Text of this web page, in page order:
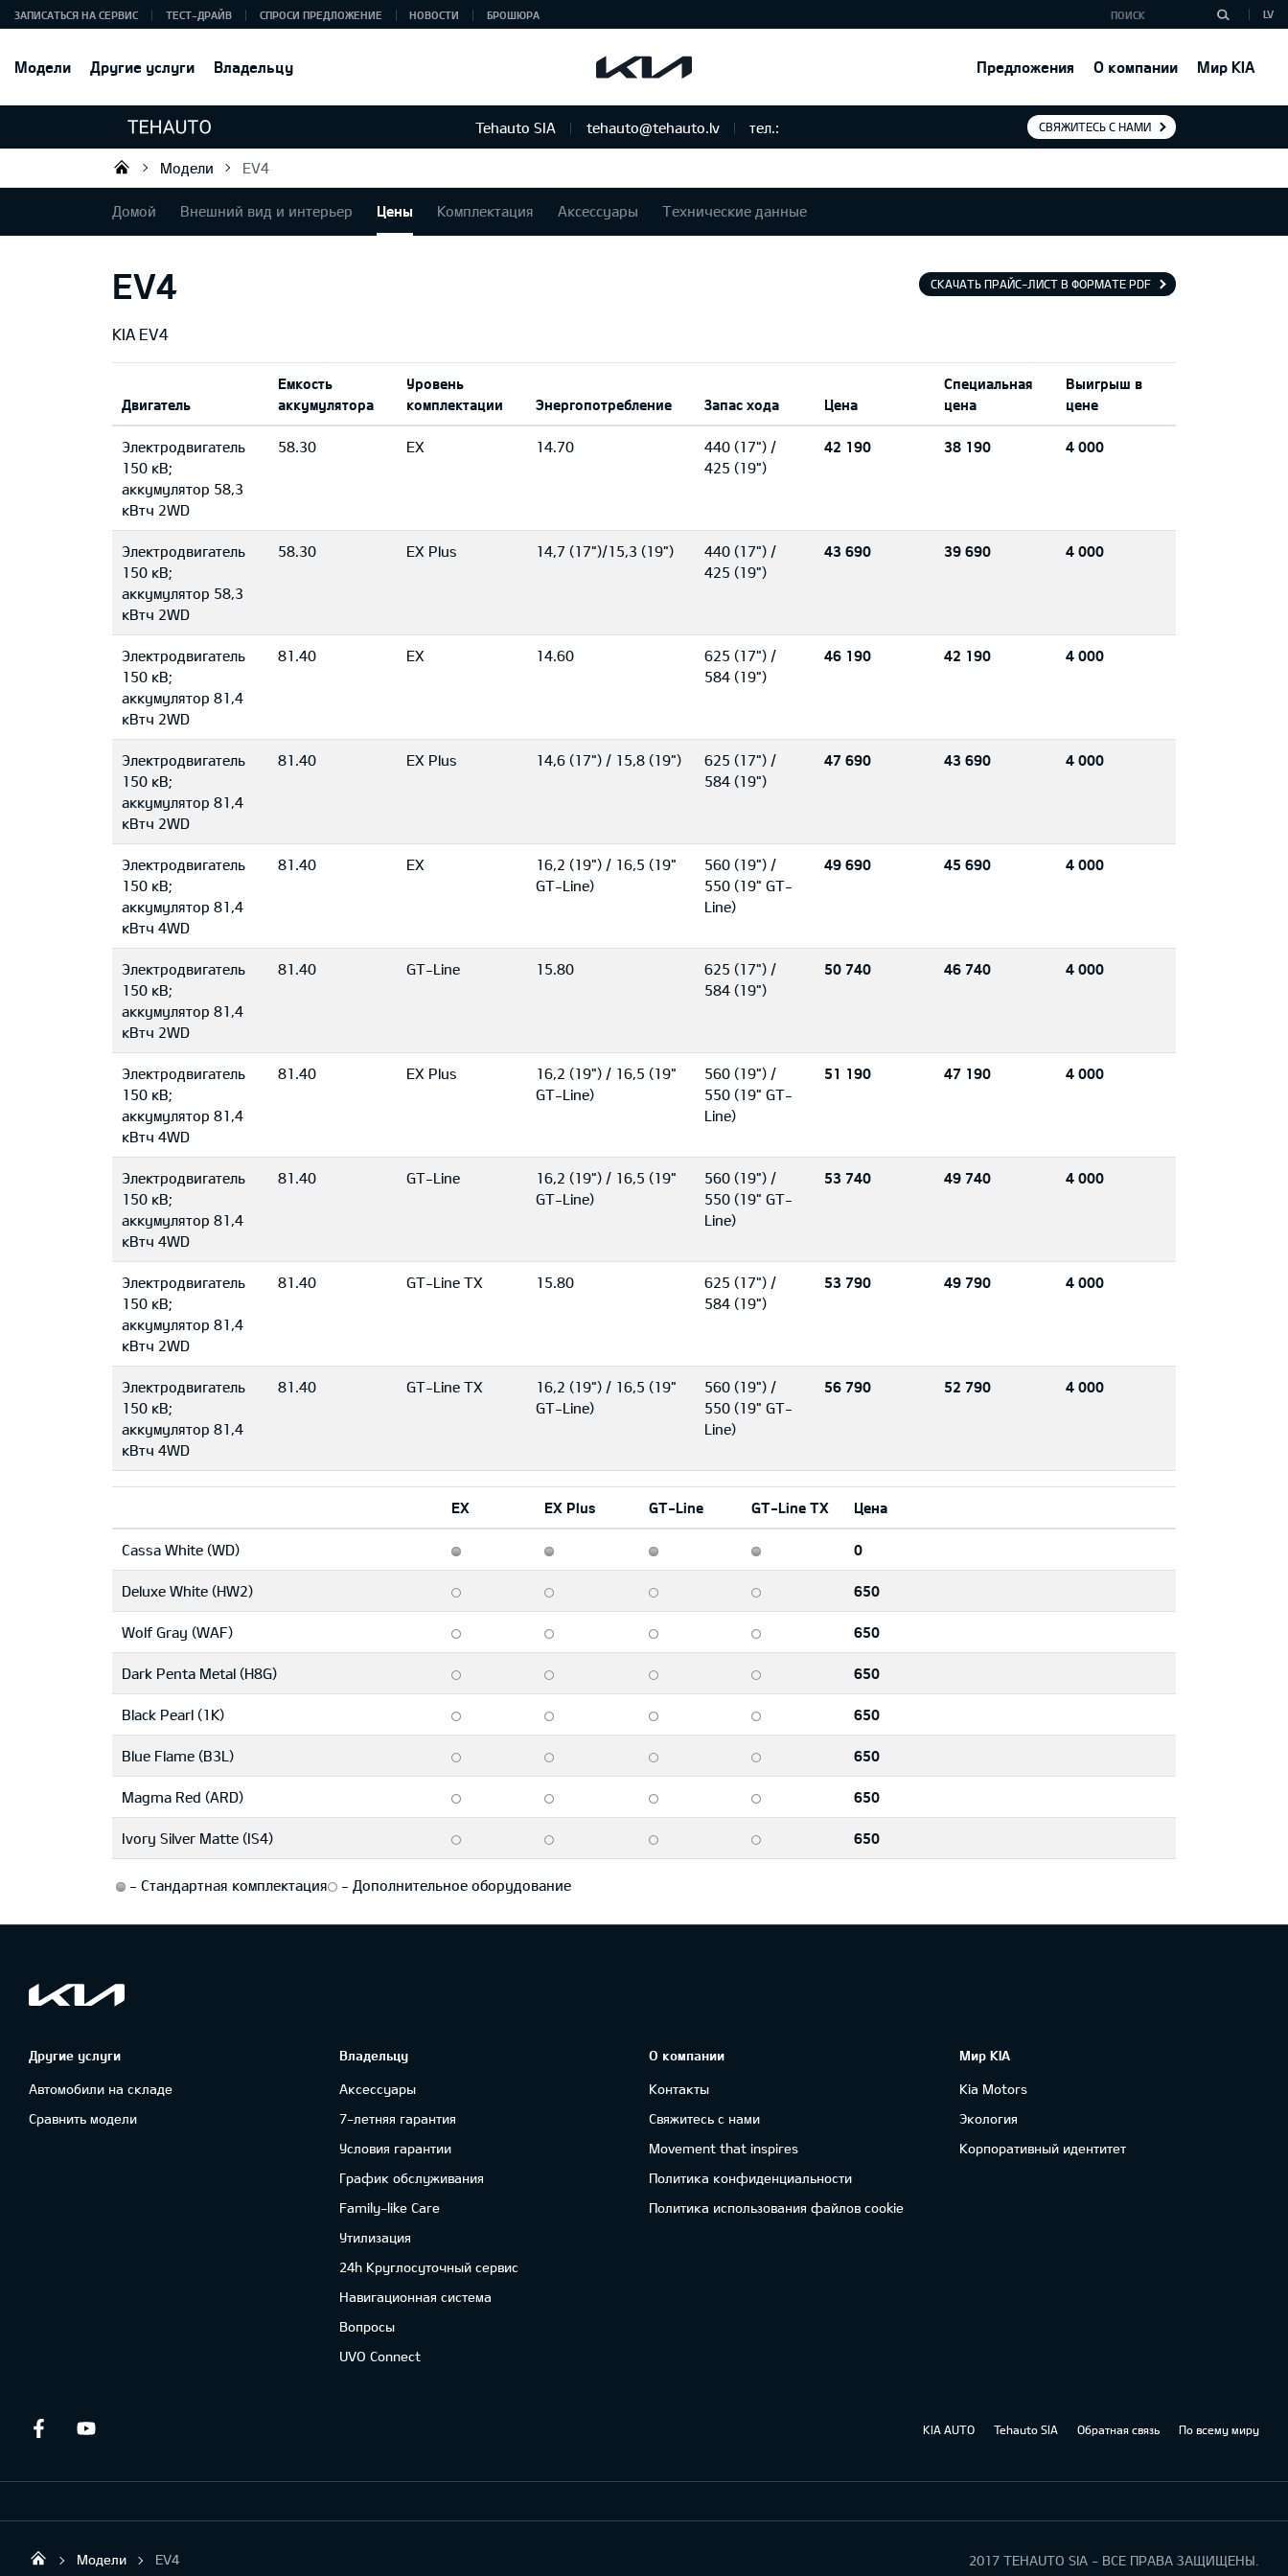
Модели Другие услуги Владельцу Предложения О компании Мир KIA
ЗАПИСАТЬСЯ НА СЕРВИС ТЕСТ-ДРАЙВ СПРОСИ ПРЕДЛОЖЕНИЕ НОВОСТИ БРОШЮРА LV
Tehauto SIA tehauto@tehauto.lv тел.: СВЯЖИТЕСЬ С НАМИ
Tehauto SIA
Модели EV4
Домой Внешний вид и интерьер Цены Комплектация Аксессуары Технические данные
СКАЧАТЬ ПРАЙС-ЛИСТ В ФОРМАТЕ PDF
EV4
KIA EV4
Двигатель
Емкость
аккумулятора
Уровень
комплектации
Энергопотребление Запас хода Цена
Специальная
цена
Выигрыш в
цене
Электродвигатель
150 кВ;
aккумулятор 58,3
кВтч 2WD
58.30 EX 14.70
440 (17") /
425 (19")
42 190 38 190 4 000
Электродвигатель
150 кВ;
aккумулятор 58,3
кВтч 2WD
58.30 EX Plus 14,7 (17")/15,3 (19")
440 (17") /
425 (19")
43 690 39 690 4 000
Электродвигатель
150 кВ;
aккумулятор 81,4
кВтч 2WD
81.40 EX 14.60
625 (17") /
584 (19")
46 190 42 190 4 000
Электродвигатель
150 кВ;
aккумулятор 81,4
кВтч 2WD
81.40 EX Plus 14,6 (17") / 15,8 (19")
625 (17") /
584 (19")
47 690 43 690 4 000
Электродвигатель
150 кВ;
aккумулятор 81,4
кВтч 4WD
81.40 EX
16,2 (19") / 16,5 (19"
GT-Line)
560 (19") /
550 (19" GT-
Line)
49 690 45 690 4 000
Электродвигатель
150 кВ;
aккумулятор 81,4
кВтч 2WD
81.40 GT-Line 15.80
625 (17") /
584 (19")
50 740 46 740 4 000
Электродвигатель
150 кВ;
aккумулятор 81,4
кВтч 4WD
81.40 EX Plus
16,2 (19") / 16,5 (19"
GT-Line)
560 (19") /
550 (19" GT-
Line)
51 190 47 190 4 000
Электродвигатель
150 кВ;
aккумулятор 81,4
кВтч 4WD
81.40 GT-Line
16,2 (19") / 16,5 (19"
GT-Line)
560 (19") /
550 (19" GT-
Line)
53 740 49 740 4 000
Электродвигатель
150 кВ;
aккумулятор 81,4
кВтч 2WD
81.40 GT-Line TX 15.80
625 (17") /
584 (19")
53 790 49 790 4 000
Электродвигатель
150 кВ;
aккумулятор 81,4
кВтч 4WD
81.40 GT-Line TX
16,2 (19") / 16,5 (19"
GT-Line)
560 (19") /
550 (19" GT-
Line)
56 790 52 790 4 000
EX EX Plus GT-Line GT-Line TX Цена
Cassa White (WD) 0
Deluxe White (HW2) 650
Wolf Gray (WAF) 650
Dark Penta Metal (H8G) 650
Black Pearl (1K) 650
Blue Flame (B3L) 650
Magma Red (ARD) 650
Ivory Silver Matte (IS4) 650
- Стандартная комплектация - Дополнительное оборудование
Другие услуги
Автомобили на складе
Сравнить модели
Владельцу
Аксессуары
7-летняя гарантия
Условия гарантии
График обслуживания
Family-like Care
Утилизация
24h Круглосуточный сервис
Навигационная система
Вопросы
UVO Connect
О компании
Контакты
Свяжитесь с нами
Movement that inspires
Политика конфиденциальности
Политика использования файлов cookie
Мир KIA
Kia Motors
Экология
Корпоративный идентитет
Facebook KIA AUTO Tehauto SIA Обратная связь По всему миру
Tehauto SIA
Модели EV4 2017 TEHAUTO SIA - ВСЕ ПРАВА ЗАЩИЩЕНЫ.